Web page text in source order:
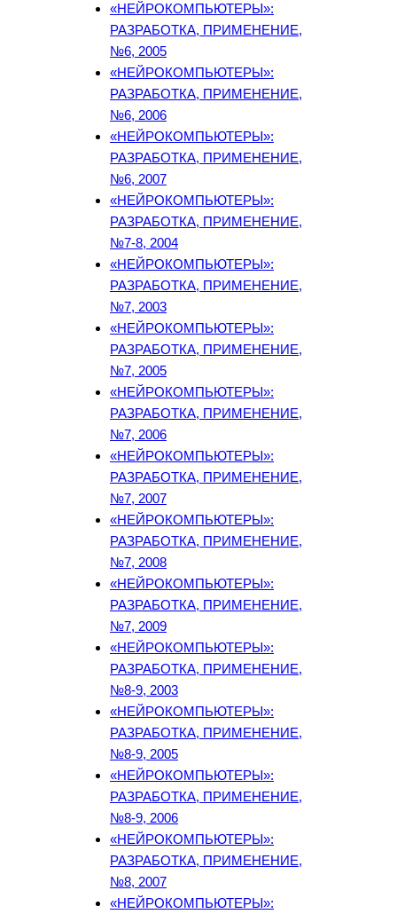
«НЕЙРОКОМПЬЮТЕРЫ»:
РАЗРАБОТКА, ПРИМЕНЕНИЕ,
№6, 2005
«НЕЙРОКОМПЬЮТЕРЫ»:
РАЗРАБОТКА, ПРИМЕНЕНИЕ,
№6, 2006
«НЕЙРОКОМПЬЮТЕРЫ»:
РАЗРАБОТКА, ПРИМЕНЕНИЕ,
№6, 2007
«НЕЙРОКОМПЬЮТЕРЫ»:
РАЗРАБОТКА, ПРИМЕНЕНИЕ,
№7-8, 2004
«НЕЙРОКОМПЬЮТЕРЫ»:
РАЗРАБОТКА, ПРИМЕНЕНИЕ,
№7, 2003
«НЕЙРОКОМПЬЮТЕРЫ»:
РАЗРАБОТКА, ПРИМЕНЕНИЕ,
№7, 2005
«НЕЙРОКОМПЬЮТЕРЫ»:
РАЗРАБОТКА, ПРИМЕНЕНИЕ,
№7, 2006
«НЕЙРОКОМПЬЮТЕРЫ»:
РАЗРАБОТКА, ПРИМЕНЕНИЕ,
№7, 2007
«НЕЙРОКОМПЬЮТЕРЫ»:
РАЗРАБОТКА, ПРИМЕНЕНИЕ,
№7, 2008
«НЕЙРОКОМПЬЮТЕРЫ»:
РАЗРАБОТКА, ПРИМЕНЕНИЕ,
№7, 2009
«НЕЙРОКОМПЬЮТЕРЫ»:
РАЗРАБОТКА, ПРИМЕНЕНИЕ,
№8-9, 2003
«НЕЙРОКОМПЬЮТЕРЫ»:
РАЗРАБОТКА, ПРИМЕНЕНИЕ,
№8-9, 2005
«НЕЙРОКОМПЬЮТЕРЫ»:
РАЗРАБОТКА, ПРИМЕНЕНИЕ,
№8-9, 2006
«НЕЙРОКОМПЬЮТЕРЫ»:
РАЗРАБОТКА, ПРИМЕНЕНИЕ,
№8, 2007
«НЕЙРОКОМПЬЮТЕРЫ»: